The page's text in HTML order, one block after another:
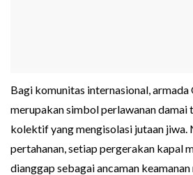
Bagi komunitas internasional,
merupakan simbol perlawanan damai
kolektif yang mengisolasi jutaan jiwa.
pertahanan, setiap pergerakan kapal
dianggap sebagai ancaman keamanan